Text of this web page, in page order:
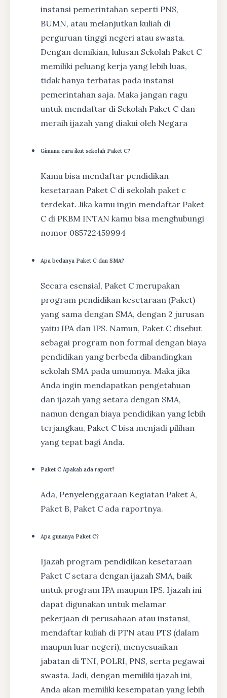
instansi pemerintahan seperti PNS,
BUMN, atau melanjutkan kuliah di
perguruan tinggi negeri atau swasta.
Dengan demikian, lulusan Sekolah Paket C
memiliki peluang kerja yang lebih luas,
tidak hanya terbatas pada instansi
pemerintahan saja. Maka jangan ragu
untuk mendaftar di Sekolah Paket C dan
meraih ijazah yang diakui oleh Negara
Gimana cara ikut sekolah Paket C?
Kamu bisa mendaftar pendidikan
kesetaraan Paket C di sekolah paket c
terdekat. Jika kamu ingin mendaftar Paket
C di PKBM INTAN kamu bisa menghubungi
nomor 085722459994
Apa bedanya Paket C dan SMA?
Secara esensial, Paket C merupakan
program pendidikan kesetaraan (Paket)
yang sama dengan SMA, dengan 2 jurusan
yaitu IPA dan IPS. Namun, Paket C disebut
sebagai program non formal dengan biaya
pendidikan yang berbeda dibandingkan
sekolah SMA pada umumnya. Maka jika
Anda ingin mendapatkan pengetahuan
dan ijazah yang setara dengan SMA,
namun dengan biaya pendidikan yang lebih
terjangkau, Paket C bisa menjadi pilihan
yang tepat bagi Anda.
Paket C Apakah ada raport?
Ada, Penyelenggaraan Kegiatan Paket A,
Paket B, Paket C ada raportnya.
Apa gunanya Paket C?
Ijazah program pendidikan kesetaraan
Paket C setara dengan ijazah SMA, baik
untuk program IPA maupun IPS. Ijazah ini
dapat digunakan untuk melamar
pekerjaan di perusahaan atau instansi,
mendaftar kuliah di PTN atau PTS (dalam
maupun luar negeri), menyesuaikan
jabatan di TNI, POLRI, PNS, serta pegawai
swasta. Jadi, dengan memiliki ijazah ini,
Anda akan memiliki kesempatan yang lebih